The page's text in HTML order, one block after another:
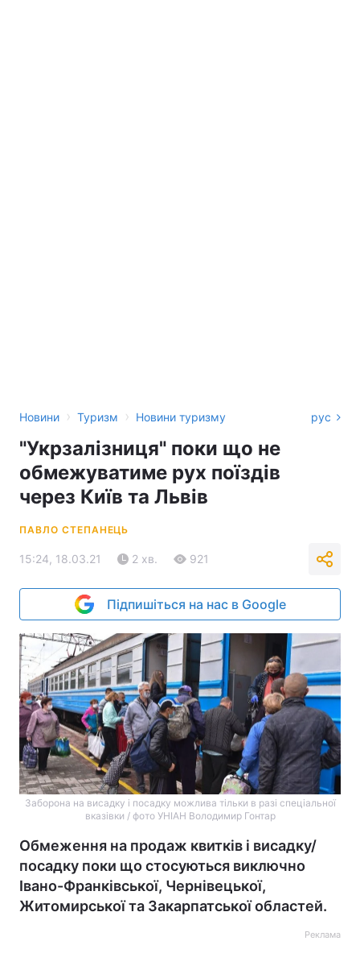
Новини › Туризм › Новини туризму рус
"Укрзалізниця" поки що не
обмежуватиме рух поїздів
через Київ та Львів
ПАВЛО СТЕПАНЕЦЬ
15:24, 18.03.21 2 хв. 921
Підпишіться на нас в Google
Заборона на висадку і посадку можлива тільки в разі спеціальної
вказівки / фото УНІАН Володимир Гонтар
Обмеження на продаж квитків і висадку/
посадку поки що стосуються виключно
Івано-Франківської, Чернівецької,
Житомирської та Закарпатської областей.
Реклама